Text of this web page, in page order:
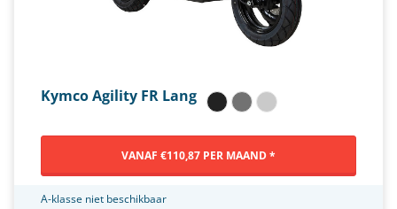
Kymco Agility FR Lang
VANAF €110,87 PER MAAND *
A-klasse niet beschikbaar